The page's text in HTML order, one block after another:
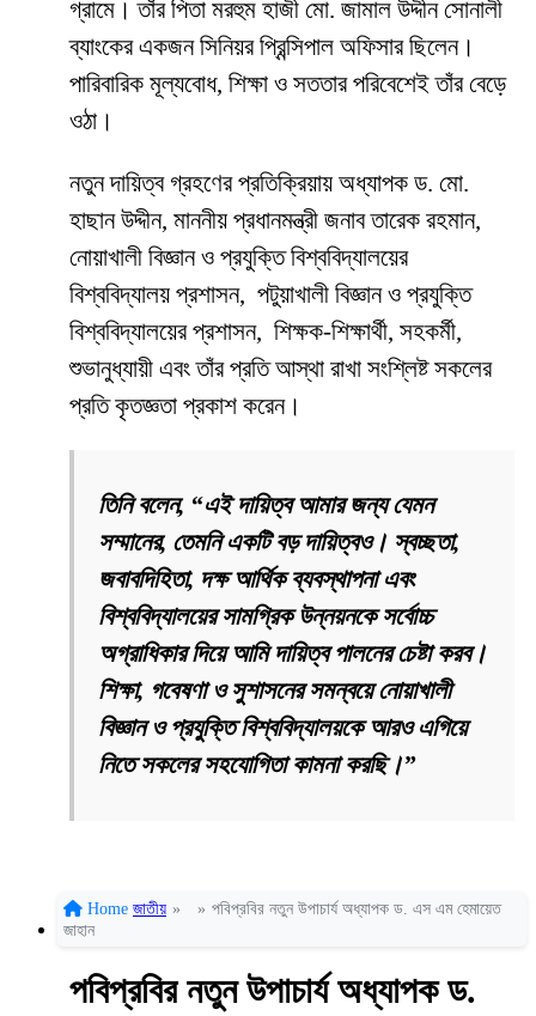
গ্রামে। তাঁর পিতা মরহুম হাজী মো. জামাল উদ্দীন সোনালী
ব্যাংকের একজন সিনিয়র প্রিন্সিপাল অফিসার ছিলেন।
পারিবারিক মূল্যবোধ, শিক্ষা ও সততার পরিবেশেই তাঁর বেড়ে
ওঠা।
নতুন দায়িত্ব গ্রহণের প্রতিক্রিয়ায় অধ্যাপক ড. মো.
হাছান উদ্দীন, মাননীয় প্রধানমন্ত্রী জনাব তারেক রহমান,
নোয়াখালী বিজ্ঞান ও প্রযুক্তি বিশ্ববিদ্যালয়ের
বিশ্ববিদ্যালয় প্রশাসন, পটুয়াখালী বিজ্ঞান ও প্রযুক্তি
বিশ্ববিদ্যালয়ের প্রশাসন, শিক্ষক-শিক্ষার্থী, সহকর্মী,
শুভানুধ্যায়ী এবং তাঁর প্রতি আস্থা রাখা সংশ্লিষ্ট সকলের
প্রতি কৃতজ্ঞতা প্রকাশ করেন।
তিনি বলেন, “এই দায়িত্ব আমার জন্য যেমন
সম্মানের, তেমনি একটি বড় দায়িত্বও। স্বচ্ছতা,
জবাবদিহিতা, দক্ষ আর্থিক ব্যবস্থাপনা এবং
বিশ্ববিদ্যালয়ের সামগ্রিক উন্নয়নকে সর্বোচ্চ
অগ্রাধিকার দিয়ে আমি দায়িত্ব পালনের চেষ্টা করব।
শিক্ষা, গবেষণা ও সুশাসনের সমন্বয়ে নোয়াখালী
বিজ্ঞান ও প্রযুক্তি বিশ্ববিদ্যালয়কে আরও এগিয়ে
নিতে সকলের সহযোগিতা কামনা করছি।”
Home জাতীয় » » পবিপ্রবির নতুন উপাচার্য অধ্যাপক ড. এস এম হেমায়েত
জাহান
পবিপ্রবির নতুন উপাচার্য অধ্যাপক ড.